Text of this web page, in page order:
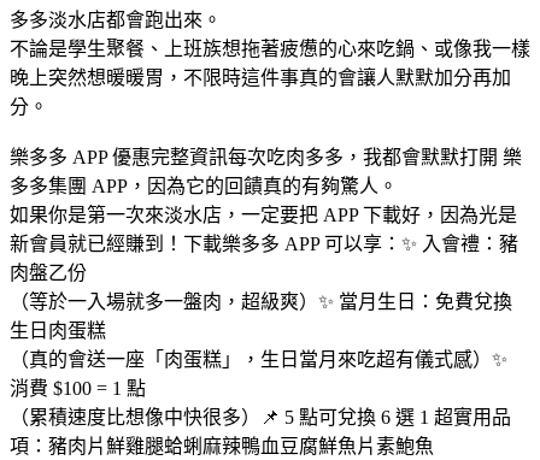
多多淡水店都會跑出來。
不論是學生聚餐、上班族想拖著疲憊的心來吃鍋、或像我一樣
晚上突然想暖暖胃，不限時這件事真的會讓人默默加分再加
分。
樂多多 APP 優惠完整資訊每次吃肉多多，我都會默默打開 樂
多多集團 APP，因為它的回饋真的有夠驚人。
如果你是第一次來淡水店，一定要把 APP 下載好，因為光是
新會員就已經賺到！下載樂多多 APP 可以享：✨ 入會禮：豬
肉盤乙份
（等於一入場就多一盤肉，超級爽）✨ 當月生日：免費兌換
生日肉蛋糕
（真的會送一座「肉蛋糕」，生日當月來吃超有儀式感）✨
消費 $100 = 1 點
（累積速度比想像中快很多）📌 5 點可兌換 6 選 1 超實用品
項：豬肉片鮮雞腿蛤蜊麻辣鴨血豆腐鮮魚片素鮑魚